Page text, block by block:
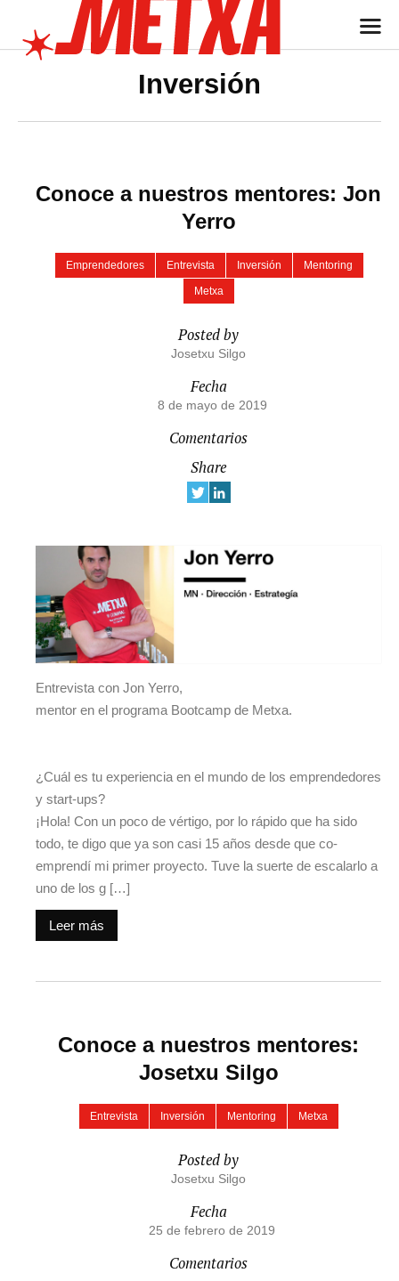
Inversión
Conoce a nuestros mentores: Jon
Yerro
Emprendedores Entrevista Inversión Mentoring
Metxa
Posted by
Josetxu Silgo
Fecha
8 de mayo de 2019
Comentarios
Share
Entrevista con Jon Yerro,
mentor en el programa Bootcamp de Metxa.
¿Cuál es tu experiencia en el mundo de los emprendedores
y start-ups?
¡Hola! Con un poco de vértigo, por lo rápido que ha sido
todo, te digo que ya son casi 15 años desde que co-
emprendí mi primer proyecto. Tuve la suerte de escalarlo a
uno de los g […]
Leer más
Conoce a nuestros mentores:
Josetxu Silgo
Entrevista Inversión Mentoring Metxa
Posted by
Josetxu Silgo
Fecha
25 de febrero de 2019
Comentarios